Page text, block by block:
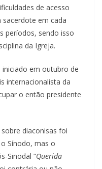
de acesso
em cada
períodos, sendo isso
da Igreja.
em outubro de
internacionalista da
o então presidente
diaconisas foi
Sínodo, mas o
Sinodal “Querida